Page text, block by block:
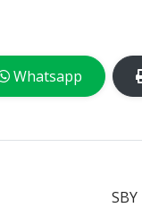
Whatsapp